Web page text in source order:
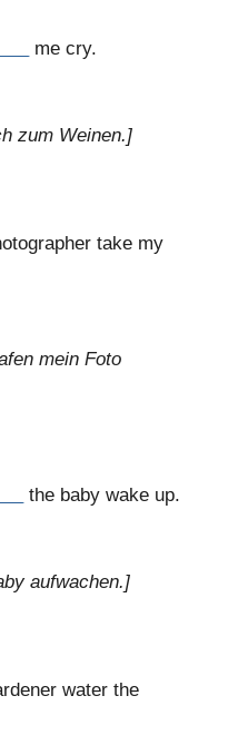
me cry.
zum Weinen.]
take my
mein Foto
the baby wake up.
aufwachen.]
water the